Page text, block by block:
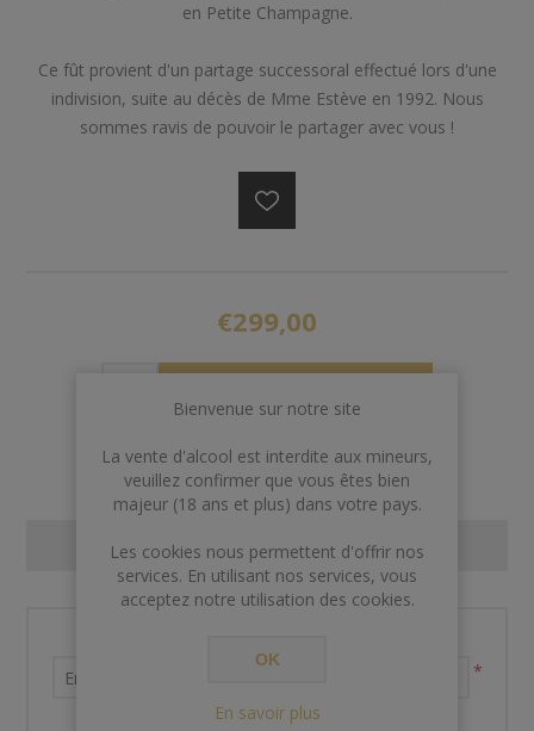
en Petite Champagne.
Ce fût provient d'un partage successoral effectué lors d'une
indivision, suite au décès de Mme Estève en 1992. Nous
sommes ravis de pouvoir le partager avec vous !
€299,00
CONTACT US
*
Bienvenue sur notre site
La vente d'alcool est interdite aux mineurs,
veuillez confirmer que vous êtes bien
majeur (18 ans et plus) dans votre pays.
Les cookies nous permettent d'offrir nos
services. En utilisant nos services, vous
acceptez notre utilisation des cookies.
OK
En savoir plus